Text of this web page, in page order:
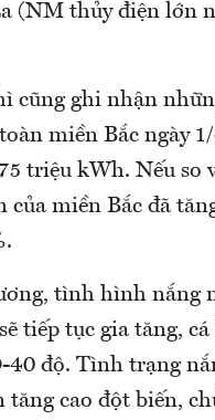
(NM thủy điện lớn
cũng ghi nhận
miền Bắc ngày
triệu kWh. Nếu so
của miền Bắc đã
tình hình nắng
tiếp tục gia tăng, cá
40 độ. Tình trạng
tăng cao đột biến,